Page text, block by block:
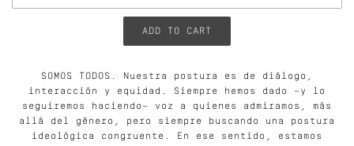
SOMOS TODOS. Nuestra postura es de diálogo,
interacción y equidad. Siempre hemos dado —y lo
seguiremos haciendo— voz a quienes admiramos, más
allá del género, pero siempre buscando una postura
ideológica congruente. En ese sentido, estamos